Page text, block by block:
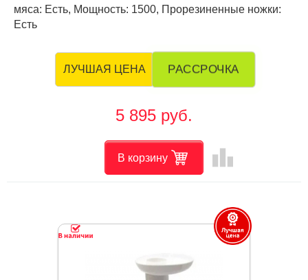
мяса: Есть, Мощность: 1500, Прорезиненные ножки:
Есть
ЛУЧШАЯ ЦЕНА РАССРОЧКА
5 895 руб.
В корзину leaderboard